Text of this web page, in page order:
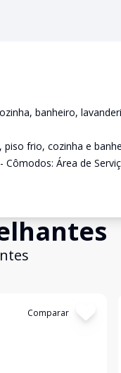
banheiro,
piso frio, cozinha e
Área de
Comparar